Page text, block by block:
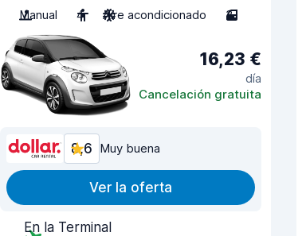
Manual
4 Aire acondicionado 3
16,23 €
día
Cancelación gratuita
8,6 Muy buena
Ver la oferta
En la Terminal